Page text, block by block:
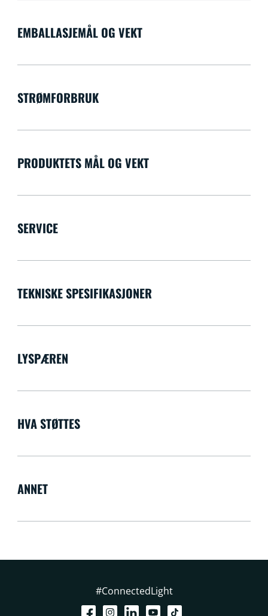
EMBALLASJEMÅL OG VEKT
STRØMFORBRUK
PRODUKTETS MÅL OG VEKT
SERVICE
TEKNISKE SPESIFIKASJONER
LYSPÆREN
HVA STØTTES
ANNET
#ConnectedLight